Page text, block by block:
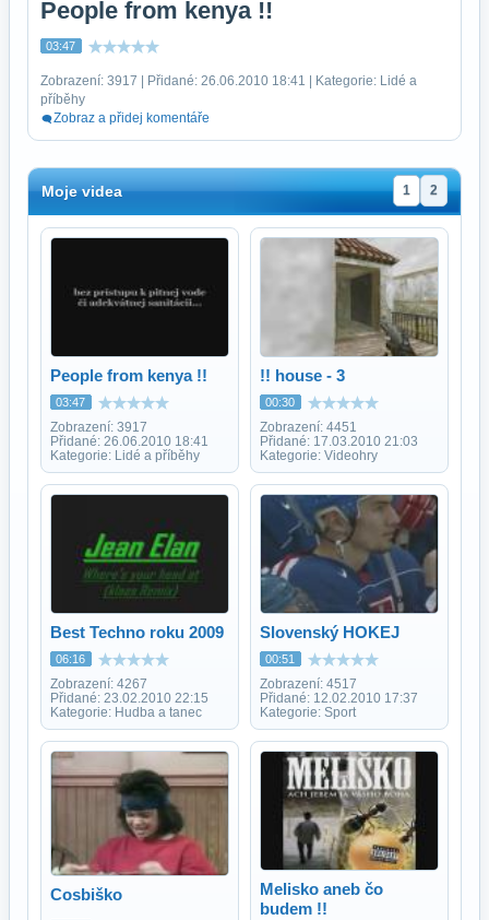
People from kenya !!
03:47
Zobrazení: 3917 | Přidané: 26.06.2010 18:41 | Kategorie: Lidé a
příběhy
Zobraz a přidej komentáře
Moje videa 1 2
People from kenya !!
03:47
Zobrazení: 3917
Přidané: 26.06.2010 18:41
Kategorie: Lidé a příběhy
!! house - 3
00:30
Zobrazení: 4451
Přidané: 17.03.2010 21:03
Kategorie: Videohry
Best Techno roku 2009
06:16
Zobrazení: 4267
Přidané: 23.02.2010 22:15
Kategorie: Hudba a tanec
Slovenský HOKEJ
00:51
Zobrazení: 4517
Přidané: 12.02.2010 17:37
Kategorie: Sport
Cosbiško
Melisko aneb čo
budem !!